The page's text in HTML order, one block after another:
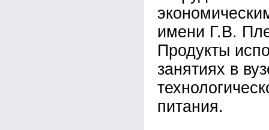
имени Г.В.
Продукты
занятиях в
питания.